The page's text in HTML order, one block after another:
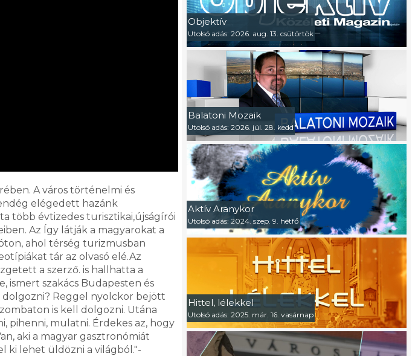
A város történelmi és
elégedett hazánk
több évtizedes turisztikai,újságírói
Az Így látják a magyarokat a
ahol térség turizmusban
tár az olvasó elé.Az
a szerző. is hallhatta a
ismert szakács Budapesten és
dolgozni? Reggel nyolckor bejött
is kell dolgozni. Utána
pihenni, mulatni. Érdekes az, hogy
aki a magyar gasztronómiát
ki lehet üldözni a világból."-
Objektív
Utolsó adás: 2026. aug. 13. csütörtök
Balatoni Mozaik
Utolsó adás: 2026. júl. 28. kedd
Aktív Aranykor
Utolsó adás: 2024. szep. 9. hétfő
Hittel, lélekkel
Utolsó adás: 2025. már. 16. vasárnap